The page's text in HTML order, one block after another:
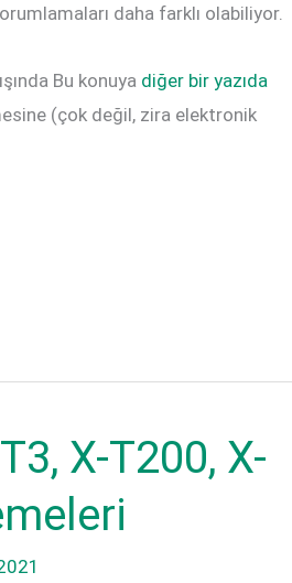
daha farklı olabiliyor.
Bu konuya diğer bir yazıda
(çok değil, zira elektronik
X-T200, X-